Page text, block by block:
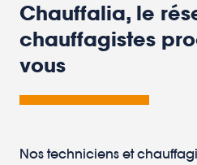
Chauffalia, le
chauffagistes
vous
Nos techniciens et